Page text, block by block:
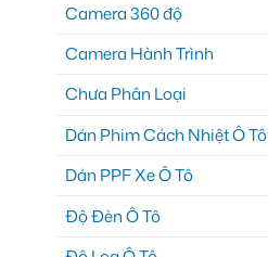
Camera 360 độ
Camera Hành Trình
Chưa Phân Loại
Dán Phim Cách Nhiệt Ô Tô
Dán PPF Xe Ô Tô
Độ Đèn Ô Tô